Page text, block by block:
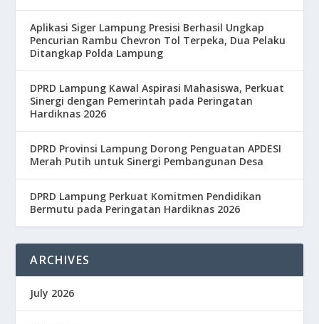
Aplikasi Siger Lampung Presisi Berhasil Ungkap
Pencurian Rambu Chevron Tol Terpeka, Dua Pelaku
Ditangkap Polda Lampung
DPRD Lampung Kawal Aspirasi Mahasiswa, Perkuat
Sinergi dengan Pemerintah pada Peringatan
Hardiknas 2026
DPRD Provinsi Lampung Dorong Penguatan APDESI
Merah Putih untuk Sinergi Pembangunan Desa
DPRD Lampung Perkuat Komitmen Pendidikan
Bermutu pada Peringatan Hardiknas 2026
ARCHIVES
July 2026